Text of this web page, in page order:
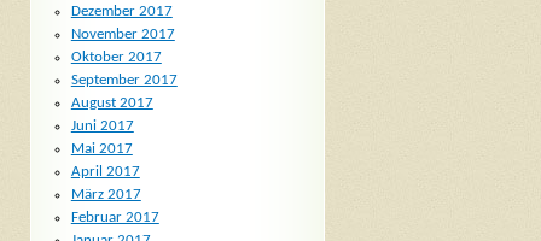
Dezember 2017
November 2017
Oktober 2017
September 2017
August 2017
Juni 2017
Mai 2017
April 2017
März 2017
Februar 2017